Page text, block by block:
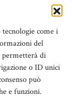
come i
del
permetterà di
o ID unici
può
e funzioni.
chiarire
anche a
necessità di
Messina che
di poter